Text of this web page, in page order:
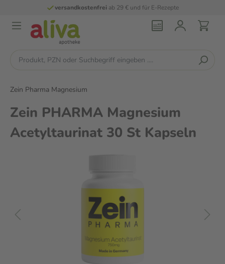
versandkostenfreiab 29 € und für E-Rezepte
Zein Pharma Magnesium
Zein PHARMA Magnesium
Acetyltaurinat 30 St Kapseln